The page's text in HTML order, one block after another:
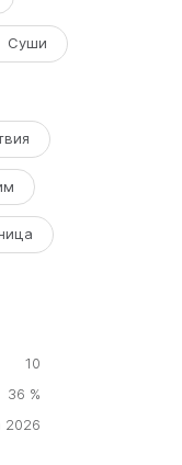
Суши
10
36 %
2026